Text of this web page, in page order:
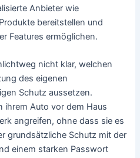
Anbieter wie
bereitstellen und
Features ermöglichen.
nicht klar, welchen
des eigenen
Schutz aussetzen.
ihrem Auto vor dem Haus
angreifen, ohne dass sie es
grundsätzliche Schutz mit der
einem starken Passwort